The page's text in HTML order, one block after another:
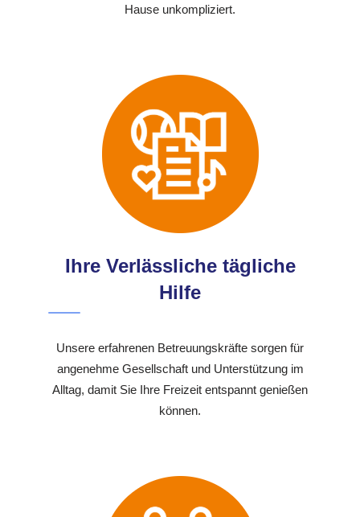
Hause unkompliziert.
Ihre Verlässliche tägliche
Hilfe
Unsere erfahrenen Betreuungskräfte sorgen für
angenehme Gesellschaft und Unterstützung im
Alltag, damit Sie Ihre Freizeit entspannt genießen
können.